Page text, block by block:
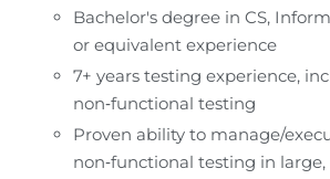
Bachelor's degree in CS,
or equivalent experience
7+ years testing experience,
non‑functional testing
Proven ability to manage/
non‑functional testing in